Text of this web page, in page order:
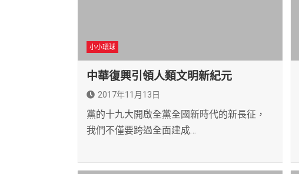
小小環球
中華復興引領人類文明新紀元
2017年11月13日
黨的十九大開啟全黨全國新時代的新長征，
我們不僅要跨過全面建成…